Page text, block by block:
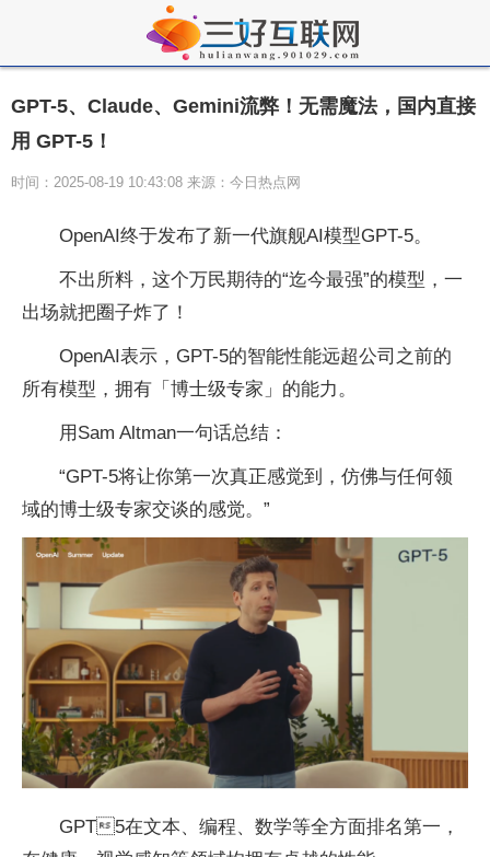
GPT-5、Claude、Gemini流弊！无需魔法，国内直接
用 GPT-5！
时间：2025-08-19 10:43:08 来源：今日热点网
OpenAI终于发布了新一代旗舰AI模型GPT-5。
不出所料，这个万民期待的“迄今最强”的模型，一
出场就把圈子炸了！
OpenAI表示，GPT-5的智能性能远超公司之前的
所有模型，拥有「博士级专家」的能力。
用Sam Altman一句话总结：
“GPT-5将让你第一次真正感觉到，仿佛与任何领
域的博士级专家交谈的感觉。”
GPT5在文本、编程、数学等全方面排名第一，